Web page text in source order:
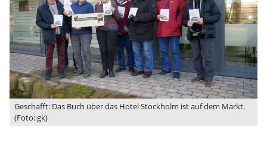
Geschafft: Das Buch über das Hotel Stockholm ist auf dem Markt.
(Foto: gk)